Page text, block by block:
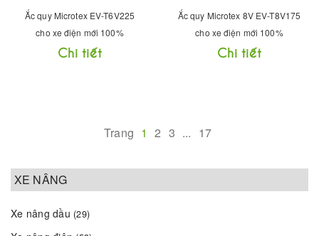
Ắc quy Microtex EV-T6V225
cho xe điện mới 100%
Chi tiết
Ắc quy Microtex 8V EV-T8V175
cho xe điện mới 100%
Chi tiết
Trang 1 2 3 ... 17
XE NÂNG
Xe nâng dầu (29)